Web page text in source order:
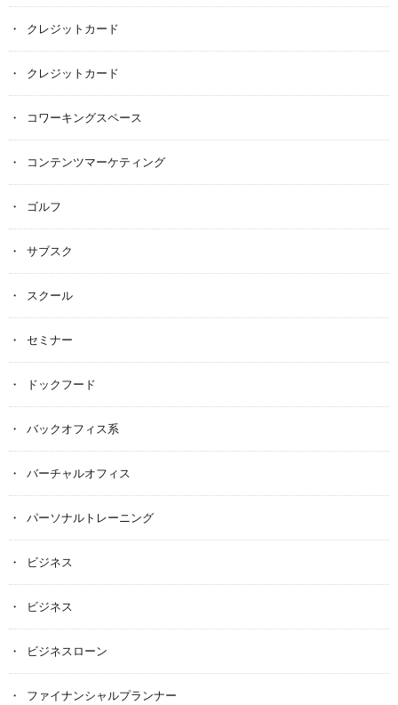
クレジットカード
クレジットカード
コワーキングスペース
コンテンツマーケティング
ゴルフ
サブスク
スクール
セミナー
ドックフード
バックオフィス系
バーチャルオフィス
パーソナルトレーニング
ビジネス
ビジネス
ビジネスローン
ファイナンシャルプランナー